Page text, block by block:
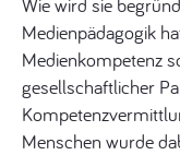
Medienpädagogik
Medienkompetenz
gesellschaftlicher
Menschen wurde